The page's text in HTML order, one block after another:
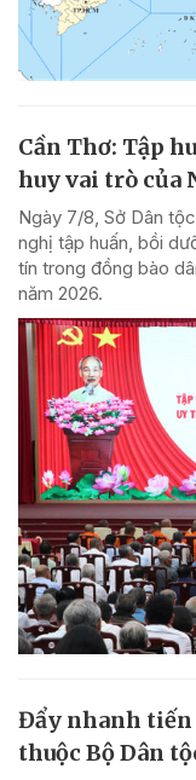
Cần Thơ: Tập
huy vai trò của
Ngày 7/8, Sở Dân
nghị tập huấn, bồi
tín trong đồng bào
năm 2026.
Đẩy nhanh tiến
thuộc Bộ Dân